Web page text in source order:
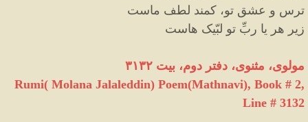
ترس و عشق تو، کمند لطف ماست
زیر هر یا ربِّ تو لبّیک هاست
مولوی، مثنوی، دفتر دوم، بیت ۳۱۳۲
Rumi( Molana Jalaleddin) Poem(Mathnavi), Book # 2,
Line # 3132